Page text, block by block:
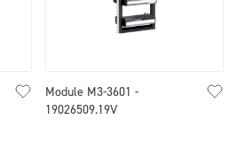
Module M3-3601 -
19026509.19V